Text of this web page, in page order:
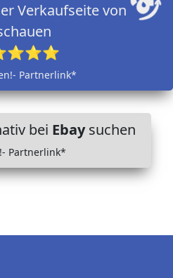
Verkaufseite von
Partnerlink*
bei Ebaysuchen
Partnerlink*